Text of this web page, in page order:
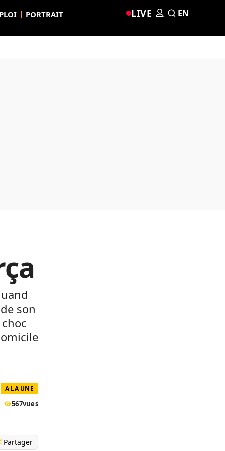
PORTRAIT LIVE EN
son
A LA UNE
567vues
Partager